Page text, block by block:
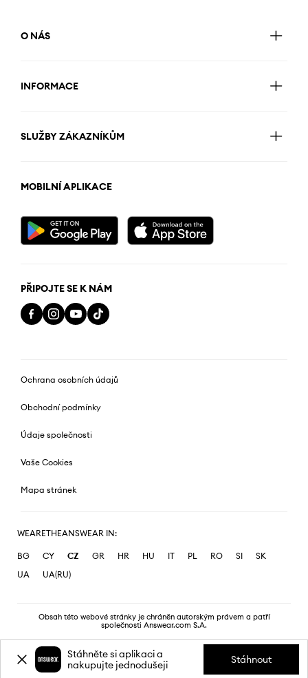
O NÁS
INFORMACE
SLUŽBY ZÁKAZNÍKŮM
MOBILNÍ APLIKACE
PŘIPOJTE SE K NÁM
Ochrana osobních údajů
Obchodní podmínky
Údaje společnosti
Vaše Cookies
Mapa stránek
WEARETHEANSWEAR IN:
BG CY CZ GR HR HU IT PL RO SI
SK
UA
UA(RU)
Obsah této webové stránky je chráněn autorským právem a patří
společnosti Answear.com S.A.
Stáhněte si aplikaci a
nakupujte jednodušeji
Stáhnout